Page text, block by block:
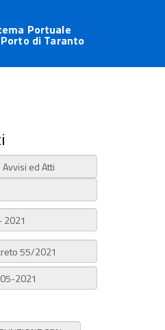
Portuale
di Taranto